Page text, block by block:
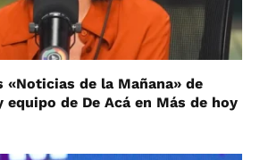
de la Mañana» de
equipo de De Acá en Más de hoy